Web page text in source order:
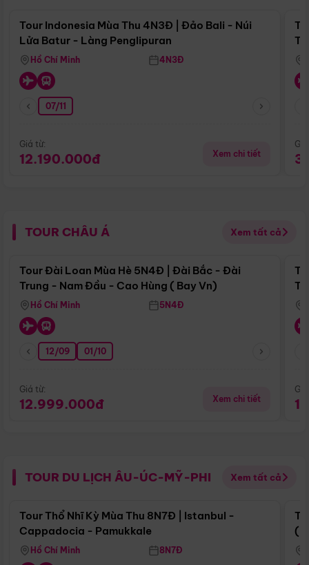
Tour Indonesia Mùa Thu 4N3Đ | Đảo Bali - Núi
Lửa Batur - Làng Penglipuran
Hồ Chí Minh 4N3Đ
07/11
Giá từ:
12.190.000đ Xem chi tiết
TOUR CHÂU Á Xem tất cả
Điểm nổi bật
Tour Đài Loan Mùa Hè 5N4Đ | Đài Bắc - Đài
Trung - Nam Đầu - Cao Hùng ( Bay Vn)
Hồ Chí Minh 5N4Đ
12/09 01/10
Giá từ:
12.999.000đ Xem chi tiết
TOUR DU LỊCH ÂU-ÚC-MỸ-PHI Xem tất cả
Điểm nổi bật
Tour Thổ Nhĩ Kỳ Mùa Thu 8N7Đ | Istanbul -
Cappadocia - Pamukkale
Hồ Chí Minh 8N7Đ